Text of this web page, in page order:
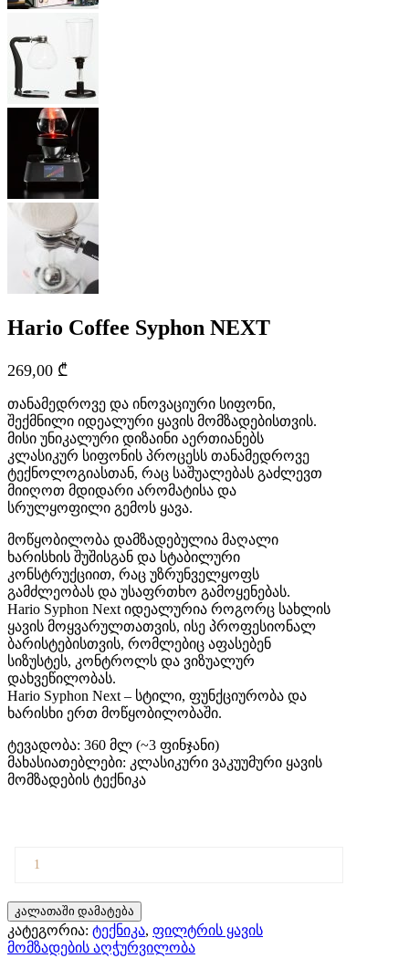
Hario Coffee Syphon NEXT
269,00 ₾
თანამედროვე და ინოვაციური სიფონი,
შექმნილი იდეალური ყავის მომზადებისთვის.
მისი უნიკალური დიზაინი აერთიანებს
კლასიკურ სიფონის პროცესს თანამედროვე
ტექნოლოგიასთან, რაც საშუალებას გაძლევთ
მიიღოთ მდიდარი არომატისა და
სრულყოფილი გემოს ყავა.
მოწყობილობა დამზადებულია მაღალი
ხარისხის შუშისგან და სტაბილური
კონსტრუქციით, რაც უზრუნველყოფს
გამძლეობას და უსაფრთხო გამოყენებას.
Hario Syphon Next იდეალურია როგორც სახლის
ყავის მოყვარულთათვის, ისე პროფესიონალ
ბარისტებისთვის, რომლებიც აფასებენ
სიზუსტეს, კონტროლს და ვიზუალურ
დახვეწილობას.
Hario Syphon Next – სტილი, ფუნქციურობა და
ხარისხი ერთ მოწყობილობაში.
ტევადობა: 360 მლ (~3 ფინჯანი)
მახასიათებლები: კლასიკური ვაკუუმური ყავის
მომზადების ტექნიკა
კალათაში დამატება
კატეგორია: ტექნიკა, ფილტრის ყავის
მომზადების აღჭურვილობა